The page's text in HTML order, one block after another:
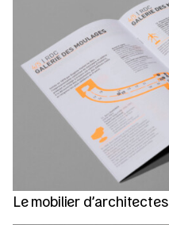
Le mobilier d’architectes